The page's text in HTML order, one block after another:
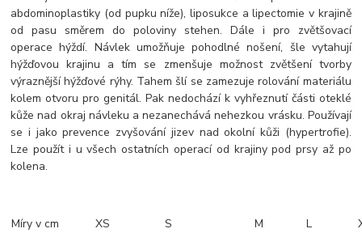
abdominoplastiky (od pupku níže), liposukce a lipectomie v krajině
od pasu směrem do poloviny stehen. Dále i pro zvětšovací
operace hýždí. Návlek umožňuje pohodlné nošení, šle vytahují
hýžďovou krajinu a tím se zmenšuje možnost zvětšení tvorby
výraznější hýžďové rýhy. Tahem šlí se zamezuje rolování materiálu
kolem otvoru pro genitál. Pak nedochází k vyhřeznutí části oteklé
kůže nad okraj návleku a nezanechává nehezkou vrásku. Používají
se i jako prevence zvyšování jizev nad okolní kůži (hypertrofie).
Lze použít i u všech ostatních operací od krajiny pod prsy až po
kolena.
Míry v cm XS S M L